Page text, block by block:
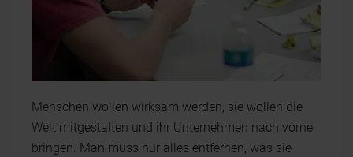
Menschen wollen wirksam werden, sie wollen die
Welt mitgestalten und ihr Unternehmen nach vorne
bringen. Man muss nur alles entfernen, was sie